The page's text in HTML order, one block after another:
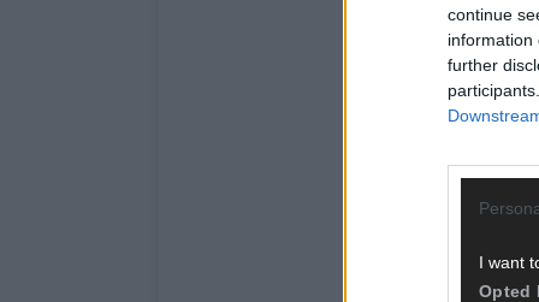
continue
information
further
I want
Opted